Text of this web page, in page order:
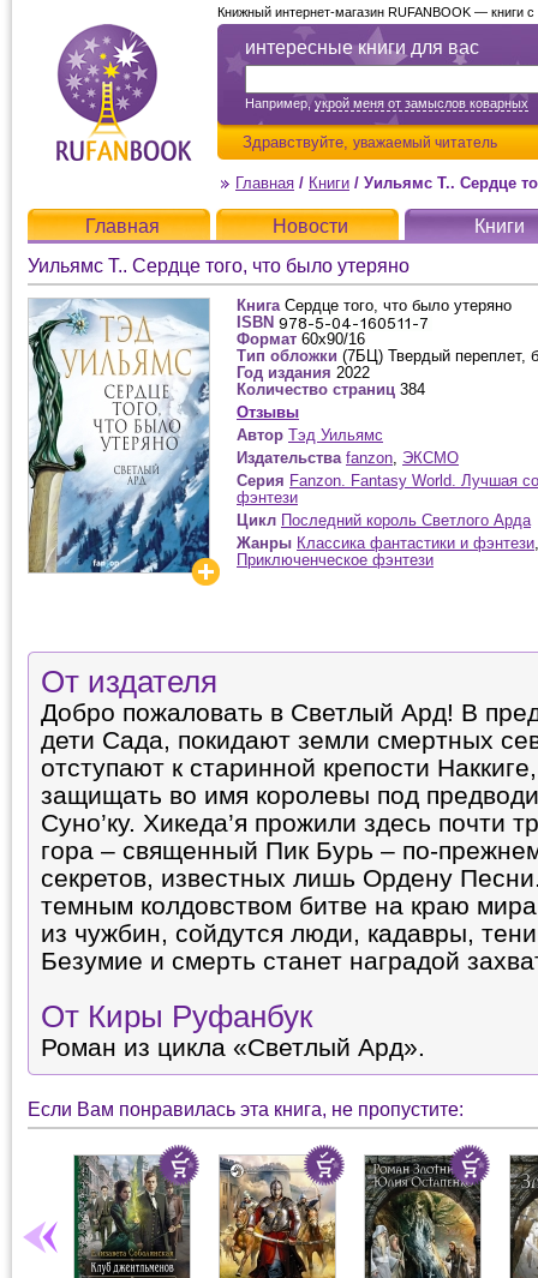
интересные книги для вас
Например,укрой меня от замыслов коварных
Здравствуйте, уважаемый читатель
Книжный интернет-магазин RUFANBOOK — книги
Главная / Книги / Уильямс Т.. Сердце
Главная Новости
Книги
Уильямс Т.. Сердце того, что было утеряно
Книга Сердце того, что было утеряно
ISBN
Формат 60x90/16
Тип обложки (7БЦ) Твердый переплет,
Год издания 2022
Количество страниц 384
Отзывы
Автор Тэд Уильямс
Издательства fanzon, ЭКСМО
Серия Fanzon. Fantasy World. Лучшая
фэнтези
Цикл Последний король Светлого Арда
Жанры Классика фантастики и фэнтези,
Приключенческое фэнтези
От издателя
Добро пожаловать в Светлый Ард! В
дети Сада, покидают земли смертных
отступают к старинной крепости
защищать во имя королевы под
Суно’ку. Хикеда’я прожили здесь почти
гора – священный Пик Бурь – по-
секретов, известных лишь Ордену
темным колдовством битве на краю
из чужбин, сойдутся люди, кадавры,
Безумие и смерть станет наградой
От Киры Руфанбук
Роман из цикла «Светлый Ард».
Если Вам понравилась эта книга, не пропустите: